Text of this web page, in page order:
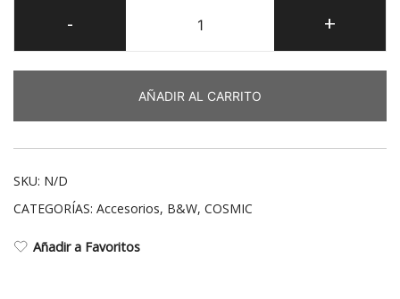
-
Portacepillos
cantidad
+
AÑADIR AL CARRITO
SKU: N/D
CATEGORÍAS: Accesorios, B&W, COSMIC
Añadir a Favoritos